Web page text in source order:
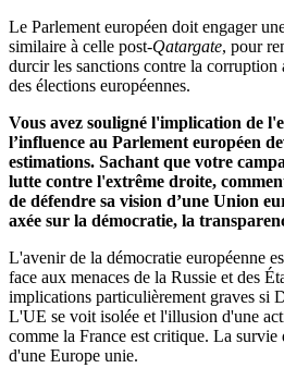
Le Parlement européen doit engager
similaire à celle post-Qatargate, pour
durcir les sanctions contre la
des élections européennes.
Vous avez souligné l'implication de
l’influence au Parlement européen
estimations. Sachant que votre
lutte contre l'extrême droite,
de défendre sa vision d’une Union
axée sur la démocratie, la
L'avenir de la démocratie européenne
face aux menaces de la Russie et des
implications particulièrement graves si
L'UE se voit isolée et l'illusion d'une
comme la France est critique. La survie
d'une Europe unie.